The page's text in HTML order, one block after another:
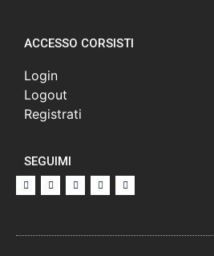
ACCESSO CORSISTI
Login
Logout
Registrati
SEGUIMI